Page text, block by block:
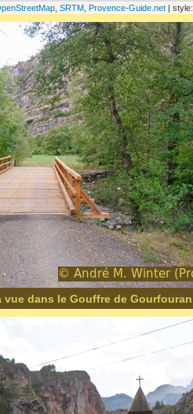
, SRTM, Provence-Guide.net| style:
dans le Gouffre de Gourfouran